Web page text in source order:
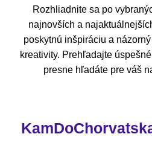
Rozhliadnite sa po
najnovších a
poskytnú inšpiráciu a
kreativity. Prehľadajte
presne hľadáte pre váš